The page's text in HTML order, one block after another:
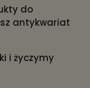
do
antykwariat
i życzymy